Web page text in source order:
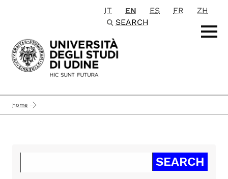
Passa al contenuto principale
IT EN ES FR
ZH
SEARCH
home